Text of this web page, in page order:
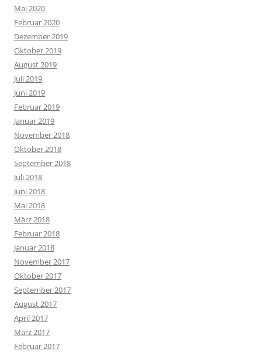
Mai 2020
Februar 2020
Dezember 2019
Oktober 2019
August 2019
Juli 2019
Juni 2019
Februar 2019
Januar 2019
November 2018
Oktober 2018
September 2018
Juli 2018
Juni 2018
Mai 2018
März 2018
Februar 2018
Januar 2018
November 2017
Oktober 2017
September 2017
August 2017
April 2017
März 2017
Februar 2017